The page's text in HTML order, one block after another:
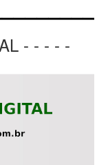
- - - - -